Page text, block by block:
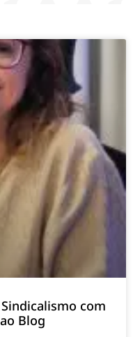
com
Blog